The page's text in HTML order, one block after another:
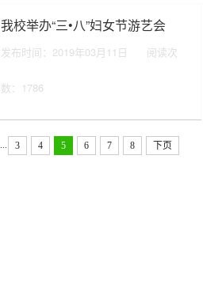
我校举办“三•八”妇女节游艺会
发布时间：2019年03月11日 阅读次
数： 1786
3 4 5 6 7 8 下页